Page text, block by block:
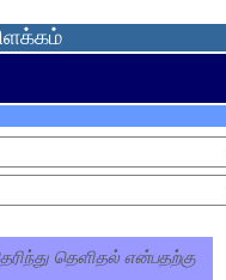
தெளிதல் என்பதற்கு